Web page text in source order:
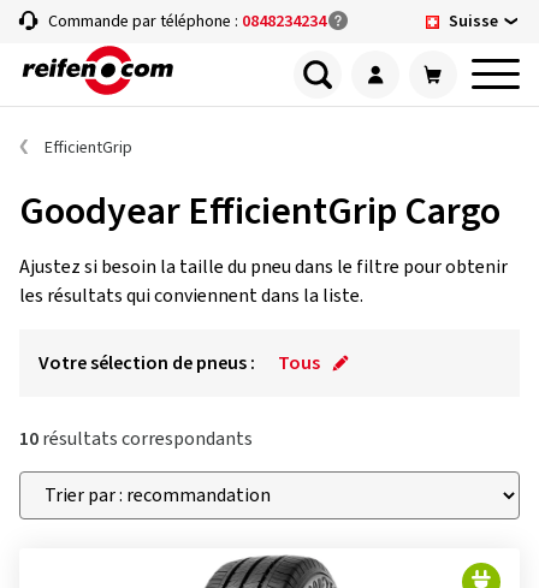
Commande par téléphone : 0848234234 Suisse
EfficientGrip
Goodyear EfficientGrip Cargo
Ajustez si besoin la taille du pneu dans le filtre pour obtenir
les résultats qui conviennent dans la liste.
Votre sélection de pneus : Tous
10résultats correspondants